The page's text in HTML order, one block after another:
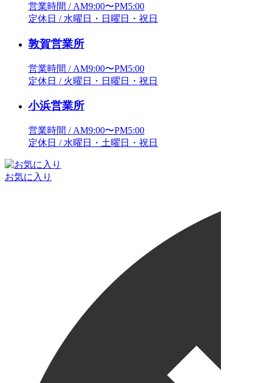
営業時間 / AM9:00〜PM5:00
定休日 / 水曜日・日曜日・祝日
敦賀営業所
営業時間 / AM9:00〜PM5:00
定休日 / 火曜日・日曜日・祝日
小浜営業所
営業時間 / AM9:00〜PM5:00
定休日 / 水曜日・土曜日・祝日
お気に入り